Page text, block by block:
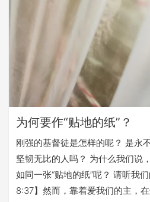
可能那时候却不是传福音的合适
为何要作“贴地的纸”？
刚强的基督徒是怎样的呢？ 是永
坚韧无比的人吗？ 为什么我们说
如同一张“贴地的纸”呢？ 请听我
8:37】然而，靠着爱我们的主，